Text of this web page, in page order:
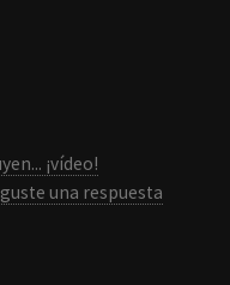
¡vídeo!
una respuesta